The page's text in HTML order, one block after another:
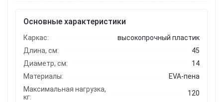
Основные характеристики
Каркас:
высокопрочный пластик
Длина, см:
45
Диаметр, см:
14
Материалы:
EVA-пена
Максимальная нагрузка,
кг:
120